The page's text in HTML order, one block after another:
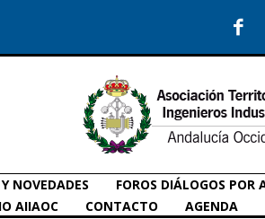
NOVEDADES FOROS DIÁLOGOS POR
AIIAOC CONTACTO AGENDA